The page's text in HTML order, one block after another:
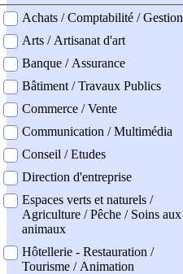
professionel
Achats / Comptabilité / Gestion
Arts / Artisanat d'art
Banque / Assurance
Bâtiment / Travaux Publics
Commerce / Vente
Communication / Multimédia
Conseil / Etudes
Direction d'entreprise
Espaces verts et naturels /
Agriculture / Pêche / Soins aux
animaux
Hôtellerie - Restauration /
Tourisme / Animation